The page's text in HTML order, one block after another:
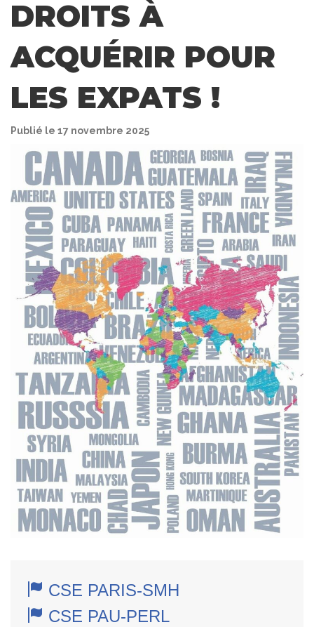
DROITS À
ACQUÉRIR POUR
LES EXPATS !
Publié le 17 novembre 2025
CSE PARIS-SMH
CSE PAU-PERL